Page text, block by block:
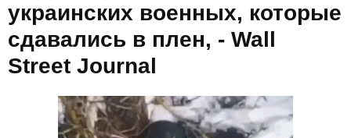
украинских военных, которые
сдавались в плен, - Wall
Street Journal